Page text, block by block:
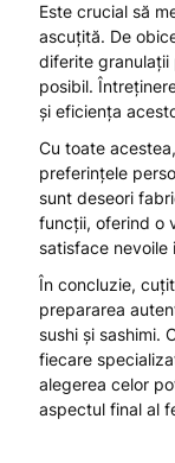
Este crucial să
ascuțită. De
diferite granulații
posibil.
și eficiența
Cu toate
preferințele
sunt deseori
funcții, oferind o
satisface nevoile
În concluzie,
prepararea
sushi și sashimi.
fiecare
alegerea celor
aspectul final al